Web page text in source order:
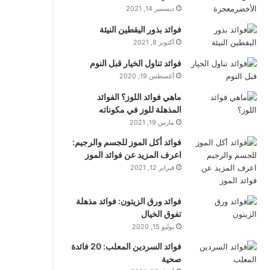
ديسمبر 14, 2021
فوائد بذور اليقطين النيئة
أكتوبر 8, 2021
فوائد تناول الخيار قبل النوم
أغسطس 19, 2020
ماهي فوائد اللوز؟ الفوائد
المذهلة للوز في مكوناته
مارس 19, 2021
فوائد أكل الموز للجسم والرجيم:
اعرف المزيد عن فوائد الموز
فبراير 12, 2021
فوائد ورق الزيتون: فوائد مذهلة
تفوق الخيال
يوليو 15, 2020
فوائد السردين المعلب: 20 فائدة
صحية